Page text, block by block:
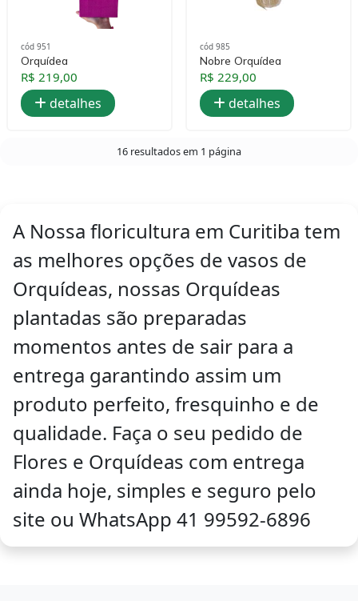
cód 951
Orquídea
R$ 219,00
detalhes
cód 985
Nobre Orquídea
R$ 229,00
detalhes
16 resultados em 1 página
A Nossa floricultura em Curitiba tem
as melhores opções de vasos de
Orquídeas, nossas Orquídeas
plantadas são preparadas
momentos antes de sair para a
entrega garantindo assim um
produto perfeito, fresquinho e de
qualidade. Faça o seu pedido de
Flores e Orquídeas com entrega
ainda hoje, simples e seguro pelo
site ou WhatsApp 41 99592-6896